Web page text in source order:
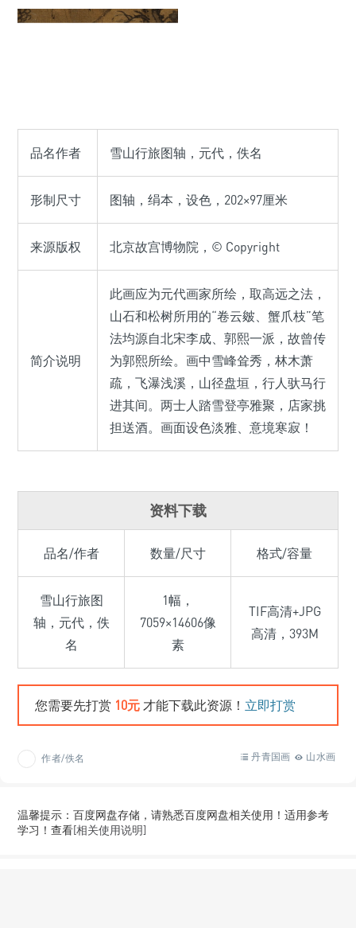
品名作者 雪山行旅图轴，元代，佚名
形制尺寸 图轴，绢本，设色，202×97厘米
来源版权 北京故宫博物院，© Copyright
简介说明
此画应为元代画家所绘，取高远之法，
山石和松树所用的“卷云皴、蟹爪枝”笔
法均源自北宋李成、郭熙一派，故曾传
为郭熙所绘。画中雪峰耸秀，林木萧
疏，飞瀑浅溪，山径盘垣，行人驮马行
进其间。两士人踏雪登亭雅聚，店家挑
担送酒。画面设色淡雅、意境寒寂！
资料下载
品名/作者 数量/尺寸 格式/容量
雪山行旅图
轴，元代，佚
名
1幅，
7059×14606像
素
TIF高清+JPG
高清，393M
您需要先打赏 10元 才能下载此资源！ 立即打赏
作者/佚名 山水画
丹青国画
温馨提示：百度网盘存储，请熟悉百度网盘相关使用！适用参考
学习！查看[相关使用说明]